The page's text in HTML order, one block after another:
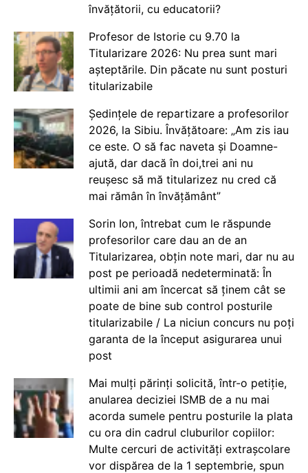
învățătorii, cu educatorii?
Profesor de Istorie cu 9.70 la
Titularizare 2026: Nu prea sunt mari
așteptările. Din păcate nu sunt posturi
titularizabile
Ședințele de repartizare a profesorilor
2026, la Sibiu. Învățătoare: „Am zis iau
ce este. O să fac naveta și Doamne-
ajută, dar dacă în doi,trei ani nu
reușesc să mă titularizez nu cred că
mai rămân în învățământ”
Sorin Ion, întrebat cum le răspunde
profesorilor care dau an de an
Titularizarea, obțin note mari, dar nu au
post pe perioadă nedeterminată: În
ultimii ani am încercat să ținem cât se
poate de bine sub control posturile
titularizabile / La niciun concurs nu poți
garanta de la început asigurarea unui
post
Mai mulți părinți solicită, într-o petiție,
anularea deciziei ISMB de a nu mai
acorda sumele pentru posturile la plata
cu ora din cadrul cluburilor copiilor:
Multe cercuri de activități extrașcolare
vor dispărea de la 1 septembrie, spun